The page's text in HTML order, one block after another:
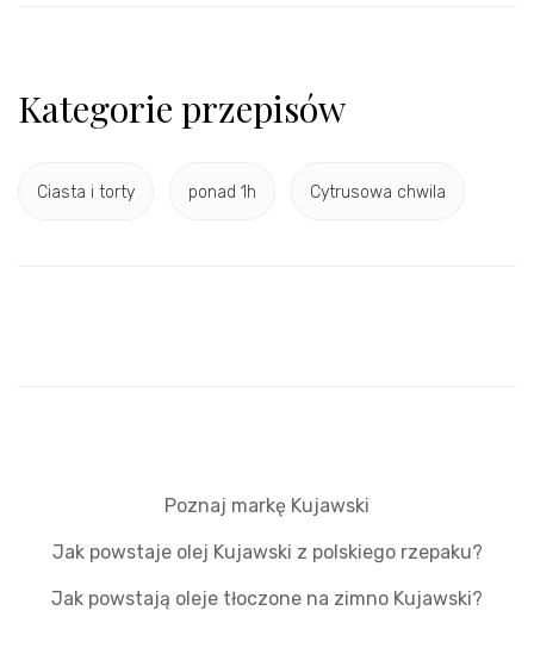
Kategorie przepisów
Ciasta i torty ponad 1h Cytrusowa chwila
Poznaj markę Kujawski
Jak powstaje olej Kujawski z polskiego rzepaku?
Jak powstają oleje tłoczone na zimno Kujawski?